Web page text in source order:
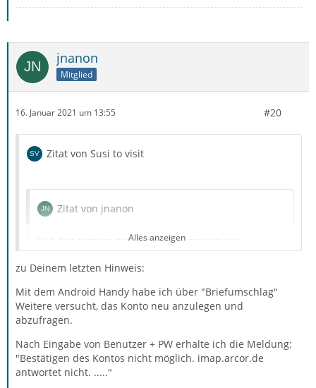
Genau diese Einstellungen kann ich in den Feldern aber
Das Wort verschlüsselt kommt aber nur beim Password
vor, welches ich nur als normal einrichten kann (also
Ob das Port verschlüsselt ist? Kann ich nicht sehen.
jnanon
Mitglied
16. Januar 2021 um 13:55 #20
Zitat von Susi to visit
Zitat von jnanon
Seit der gestern mitgeteilten Migration von
Vodafone/Arcor-E-Mail-Konten kommt keine E-Mail
mehr an.
Es finden sich im Netz mehrere Berichte, wonach diese
Umstellung bei manchen Kunden zu Problemen geführt
hat, unabhängig vom verwendeten Mailclient. Auch hier
im Forum war erst kürzlich jemand.
Alles anzeigen
zu Deinem letzten Hinweis:
Mit dem Android Handy habe ich über "Briefumschlag"
Weitere versucht, das Konto neu anzulegen und
abzufragen.
Nach Eingabe von Benutzer + PW erhalte ich die Meldung:
"Bestätigen des Kontos nicht möglich. imap.arcor.de
antwortet nicht. ....."